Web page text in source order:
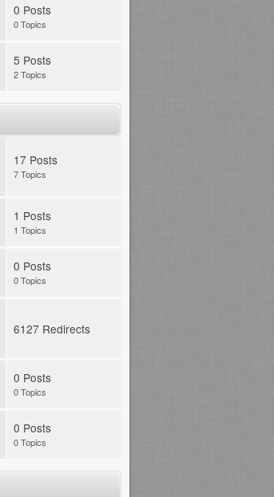
0 Posts
0 Topics
5 Posts
2 Topics
17 Posts
7 Topics
1 Posts
1 Topics
0 Posts
0 Topics
6127 Redirects
0 Posts
0 Topics
0 Posts
0 Topics